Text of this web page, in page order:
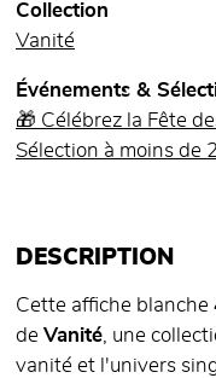
Collection
Vanité
Événements &
🎁 Célébrez la Fête
Sélection à moins de
DESCRIPTION
Cette affiche blanche
de Vanité, une
vanité et l'univers